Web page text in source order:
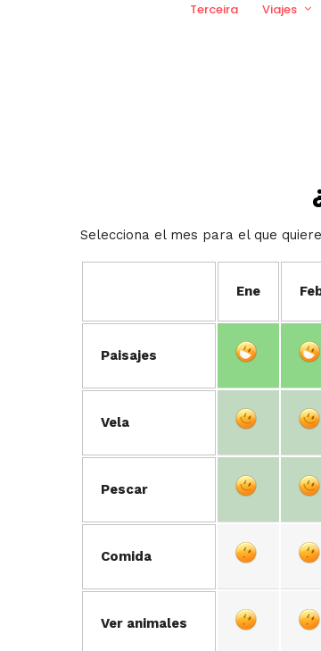
Terceira Viajes
Selecciona el mes para el que
Ene
Paisajes
Vela
Pescar
Comida
Ver animales